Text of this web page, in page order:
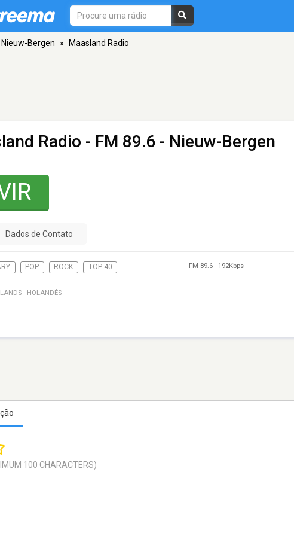
Nieuw-Bergen » Maasland Radio
Radio - FM 89.6 - Nieuw-Bergen
Dados de Contato
POP ROCK TOP 40 FM 89.6 - 192Kbps
· HOLANDÊS